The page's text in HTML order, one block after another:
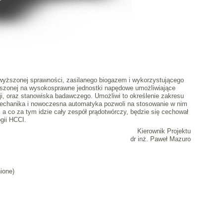
sprawności, zasilanego biogazem i wykorzystującego
na wysokosprawne jednostki napędowe umożliwiające
oraz stanowiska badawczego. Umożliwi to określenie zakresu
i nowoczesna automatyka pozwoli na stosowanie w nim
za tym idzie cały zespół prądotwórczy, będzie się cechował
HCCI.
Kierownik Projektu
dr inż. Paweł Mazuro